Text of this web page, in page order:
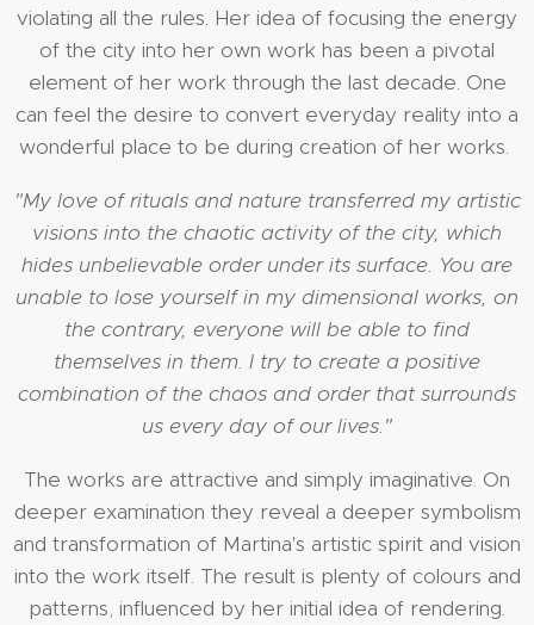
violating all the rules. Her idea of focusing the energy
of the city into her own work has been a pivotal
element of her work through the last decade. One
can feel the desire to convert everyday reality into a
wonderful place to be during creation of her works.
"My love of rituals and nature transferred my artistic
visions into the chaotic activity of the city, which
hides unbelievable order under its surface. You are
unable to lose yourself in my dimensional works, on
the contrary, everyone will be able to find
themselves in them. I try to create a positive
combination of the chaos and order that surrounds
us every day of our lives."
The works are attractive and simply imaginative. On
deeper examination they reveal a deeper symbolism
and transformation of Martina's artistic spirit and vision
into the work itself. The result is plenty of colours and
patterns, influenced by her initial idea of rendering.